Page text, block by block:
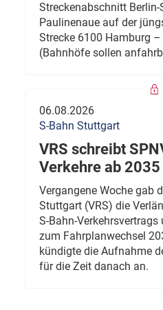
Streckenabschnitt
Paulinenaue auf der
Strecke 6100 Hamburg
(Bahnhöfe sollen
06.08.2026
S-Bahn Stuttgart
VRS schreibt
Verkehre ab 2035
Vergangene Woche gab
Stuttgart (VRS) die
S-Bahn-
zum Fahrplanwechsel
kündigte die Aufnahme
für die Zeit danach an.